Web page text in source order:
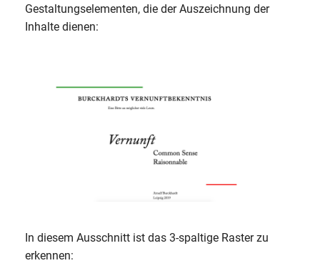
Gestaltungselementen, die der Auszeichnung der
Inhalte dienen:
In diesem Ausschnitt ist das 3-spaltige Raster zu
erkennen: